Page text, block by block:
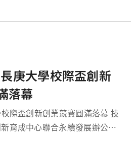
As-sumpção校長共同主持
庚大學校際盃創新
落幕
際盃創新創業競賽圓滿落幕 技